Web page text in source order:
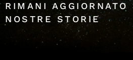
RIMANI AGGIORNATO
NOSTRE STORIE